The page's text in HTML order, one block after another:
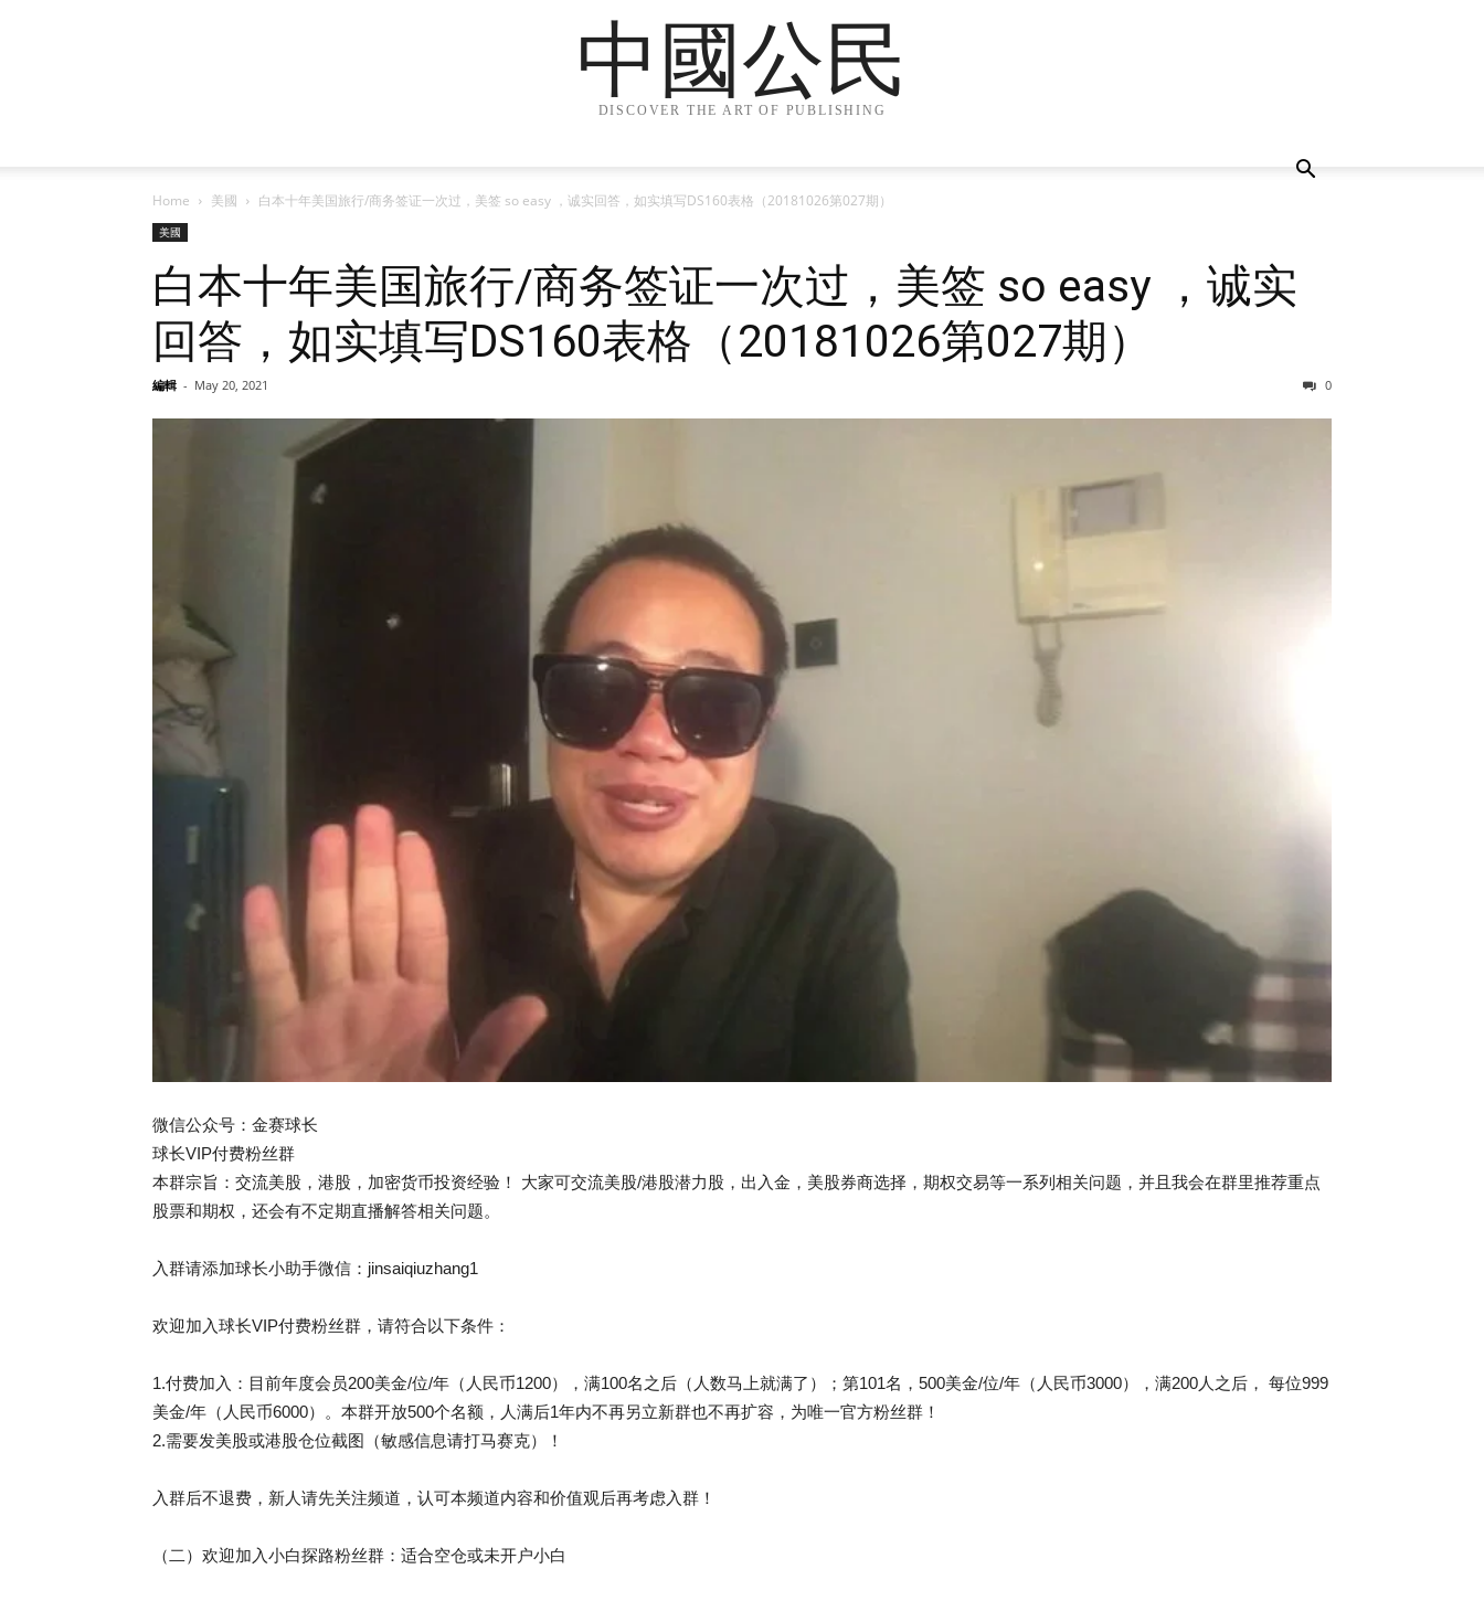
中國公民
DISCOVER THE ART OF PUBLISHING
Home 美國 白本十年美国旅行/商务签证一次过，美签 so easy ，诚实回答，如实填写DS160表格（20181026第027期）
美國
白本十年美国旅行/商务签证一次过，美签 so easy ，诚实
回答，如实填写DS160表格（20181026第027期）
編輯 - May 20, 2021 0
微信公众号：金赛球长
球长VIP付费粉丝群
本群宗旨：交流美股，港股，加密货币投资经验！ 大家可交流美股/港股潜力股，出入金，美股券商选择，期权交易等一系列相关问题，并且我会在群里推荐重点
股票和期权，还会有不定期直播解答相关问题。
入群请添加球长小助手微信：jinsaiqiuzhang1
欢迎加入球长VIP付费粉丝群，请符合以下条件：
1.付费加入：目前年度会员200美金/位/年（人民币1200），满100名之后（人数马上就满了）；第101名，500美金/位/年（人民币3000），满200人之后， 每位999
美金/年（人民币6000）。本群开放500个名额，人满后1年内不再另立新群也不再扩容，为唯一官方粉丝群！
2.需要发美股或港股仓位截图（敏感信息请打马赛克）！
入群后不退费，新人请先关注频道，认可本频道内容和价值观后再考虑入群！
（二）欢迎加入小白探路粉丝群：适合空仓或未开户小白